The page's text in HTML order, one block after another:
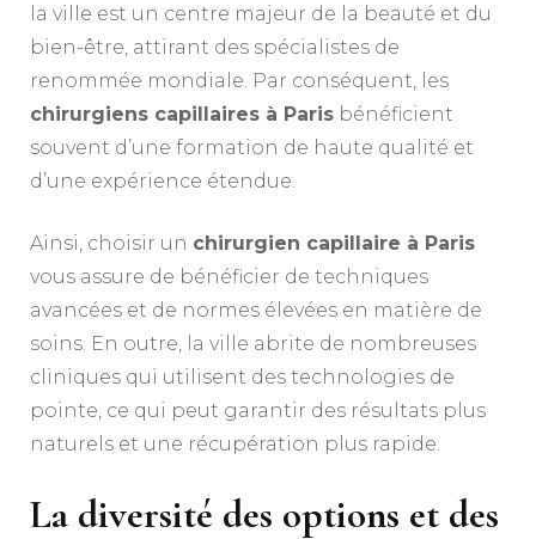
la ville est un centre majeur de la beauté et du
bien-être, attirant des spécialistes de
renommée mondiale. Par conséquent, les
chirurgiens capillaires à Paris bénéficient
souvent d’une formation de haute qualité et
d’une expérience étendue.
Ainsi, choisir un chirurgien capillaire à Paris
vous assure de bénéficier de techniques
avancées et de normes élevées en matière de
soins. En outre, la ville abrite de nombreuses
cliniques qui utilisent des technologies de
pointe, ce qui peut garantir des résultats plus
naturels et une récupération plus rapide.
La diversité des options et des